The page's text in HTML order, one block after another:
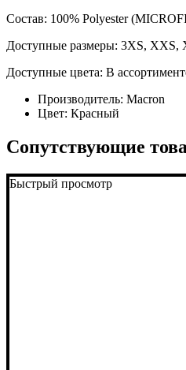
Состав: 100% Polyester
Доступные размеры: 3XS,
Доступные цвета: В
Производитель: Macron
Цвет: Красный
Сопутствующие
Быстрый просмотр